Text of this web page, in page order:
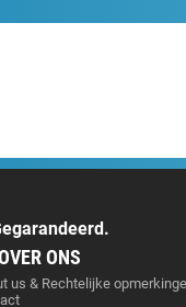
ONS
us & Rechtelijke